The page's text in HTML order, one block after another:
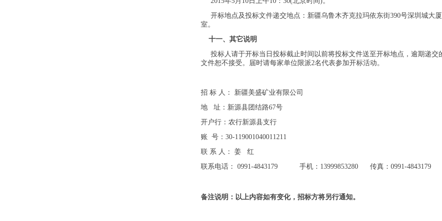
开标地点及投标文件递交地点 ： 新疆乌鲁木齐克拉玛依东街390号深圳城大
室。
十一、其它说明
投标人请于开标当日投标截止时间以前将投标文件送至开标地点，逾期递交
文件恕不接受。届时请每家单位限派2名代表参加开标活动。
招 标 人： 新疆美盛矿业有限公司
地 址 ： 新源县团结路67号
开 户行： 农行新源县支行
账 号： 30-119001040011211
联 系 人 ： 姜 红
联系电话：
0991-4843179 手机： 13999853280 传真： 0991-4843179
备注说明：以上内容如有变化，招标方将另行通知。